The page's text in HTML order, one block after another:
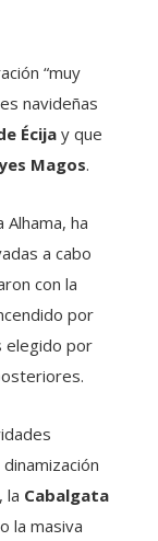
“muy
navideñas
Écija y que
Magos.
Alhama, ha
a cabo
con la
por
elegido por
la Cabalgata
la masiva